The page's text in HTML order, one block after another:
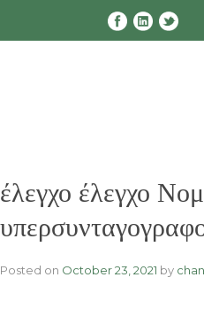
έλεγχο έλεγχο
Posted on October 23, 2021 by